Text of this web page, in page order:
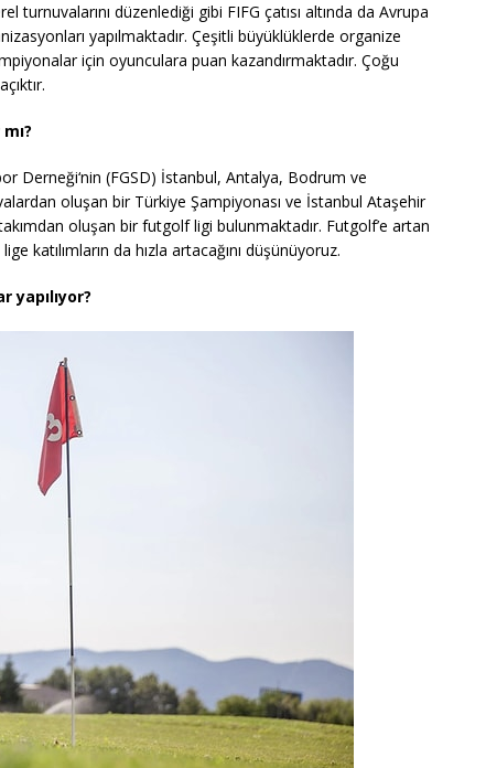
turnuvalarını düzenlediği gibi FIFG çatısı altında da Avrupa
yapılmaktadır. Çeşitli büyüklüklerde organize
için oyunculara puan kazandırmaktadır. Çoğu
Derneği‘nin (FGSD) İstanbul, Antalya, Bodrum ve
oluşan bir Türkiye Şampiyonası ve İstanbul Ataşehir
oluşan bir futgolf ligi bulunmaktadır. Futgolf’e artan
katılımların da hızla artacağını düşünüyoruz.
yapılıyor?